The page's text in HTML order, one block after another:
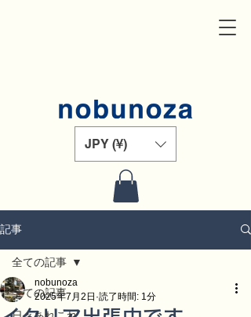
JPY (¥)
記事
全ての記事
全ての記事
nobunoza
2025年7月2日 読了時間: 1分